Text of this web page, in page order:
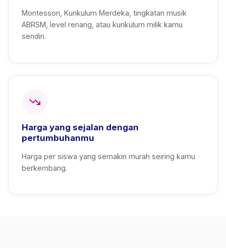
Montessori, Kurikulum Merdeka, tingkatan musik
ABRSM, level renang, atau kurikulum milik kamu
sendiri.
Harga yang sejalan dengan
pertumbuhanmu
Harga per siswa yang semakin murah seiring kamu
berkembang.